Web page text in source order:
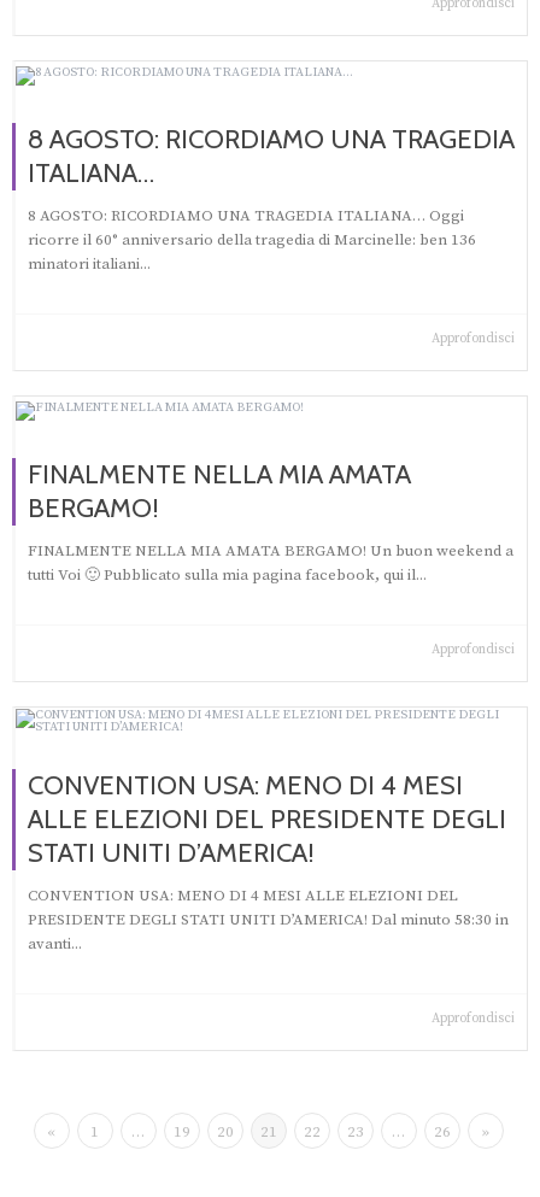
Approfondisci
8 AGOSTO: RICORDIAMO UNA TRAGEDIA
ITALIANA…
8 AGOSTO: RICORDIAMO UNA TRAGEDIA ITALIANA… Oggi
ricorre il 60° anniversario della tragedia di Marcinelle: ben 136
minatori italiani...
Approfondisci
FINALMENTE NELLA MIA AMATA
BERGAMO!
FINALMENTE NELLA MIA AMATA BERGAMO! Un buon weekend a
tutti Voi 🙂 Pubblicato sulla mia pagina facebook, qui il...
Approfondisci
CONVENTION USA: MENO DI 4 MESI
ALLE ELEZIONI DEL PRESIDENTE DEGLI
STATI UNITI D’AMERICA!
CONVENTION USA: MENO DI 4 MESI ALLE ELEZIONI DEL
PRESIDENTE DEGLI STATI UNITI D’AMERICA! Dal minuto 58:30 in
avanti...
Approfondisci
« 1 … 19 20 21 22 23 … 26 »